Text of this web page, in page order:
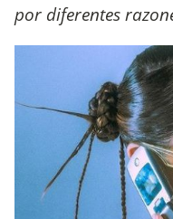
por diferentes